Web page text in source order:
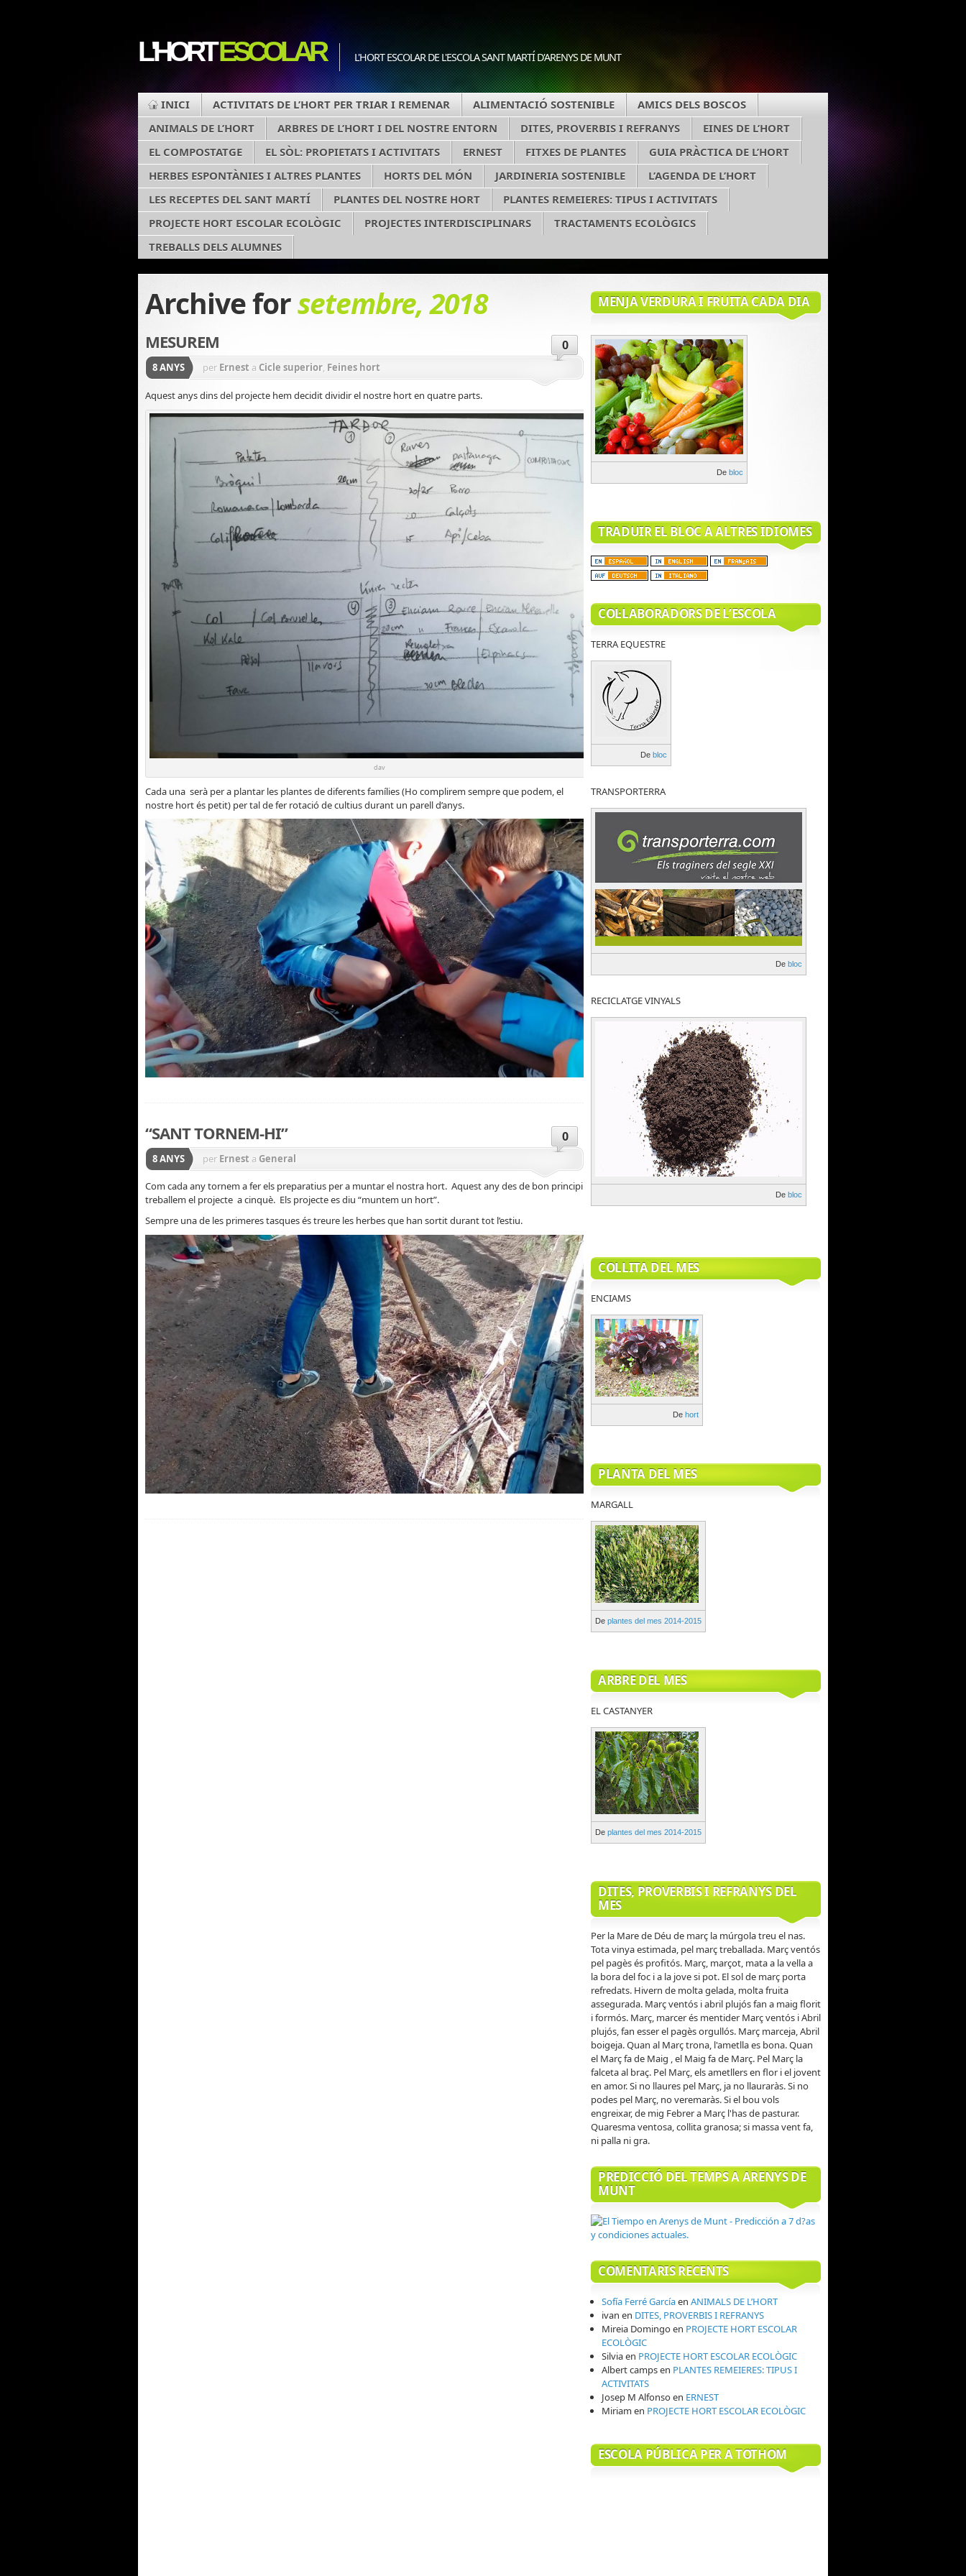
L'HORTESCOLAR L'HORT ESCOLAR DE L'ESCOLA SANT MARTÍ D'ARENYS DE MUNT
INICI ACTIVITATS DE L’HORT PER TRIAR I REMENAR ALIMENTACIÓ SOSTENIBLE
AMICS DELS BOSCOS
ANIMALS DE L’HORT
ARBRES DE L’HORT I DEL NOSTRE ENTORN DITES, PROVERBIS I REFRANYS
EINES DE L’HORT
EL COMPOSTATGE
EL SÒL: PROPIETATS I ACTIVITATS ERNEST FITXES DE PLANTES
GUIA PRÀCTICA DE L’HORT
HERBES ESPONTÀNIES I ALTRES PLANTES
HORTS DEL MÓN JARDINERIA SOSTENIBLE
L’AGENDA DE L’HORT
LES RECEPTES DEL SANT MARTÍ
PLANTES DEL NOSTRE HORT
PLANTES REMEIERES: TIPUS I ACTIVITATS
PROJECTE HORT ESCOLAR ECOLÒGIC
PROJECTES INTERDISCIPLINARS
TRACTAMENTS ECOLÒGICS
TREBALLS DELS ALUMNES
Archive forsetembre, 2018
MESUREM 0
8 ANYS per Ernest a Cicle superior, Feines hort
Aquest anys dins del projecte hem decidit dividir el nostre hort en quatre parts.
dav
Cada una serà per a plantar les plantes de diferents famílies (Ho complirem sempre que podem, el
nostre hort és petit) per tal de fer rotació de cultius durant un parell d’anys.
“SANT TORNEM-HI” 0
8 ANYS per Ernest a General
Com cada any tornem a fer els preparatius per a muntar el nostra hort. Aquest any des de bon principi
treballem el projecte a cinquè. Els projecte es diu “muntem un hort”.
Sempre una de les primeres tasques és treure les herbes que han sortit durant tot l’estiu.
MENJA VERDURA I FRUITA CADA DIA
De bloc
TRADUIR EL BLOC A ALTRES IDIOMES
COL·LABORADORS DE L’ESCOLA
TERRA EQUESTRE
De bloc
TRANSPORTERRA
De bloc
RECICLATGE VINYALS
De bloc
COLLITA DEL MES
ENCIAMS
De hort
PLANTA DEL MES
MARGALL
De plantes del mes 2014-2015
ARBRE DEL MES
EL CASTANYER
De plantes del mes 2014-2015
DITES, PROVERBIS I REFRANYS DEL
MES
Per la Mare de Déu de març la múrgola treu el nas.
Tota vinya estimada, pel març treballada. Març ventós
pel pagès és profitós. Març, marçot, mata a la vella a
la bora del foc i a la jove si pot. El sol de març porta
refredats. Hivern de molta gelada, molta fruita
assegurada. Març ventós i abril plujós fan a maig florit
i formós. Març, marcer és mentider Març ventós i Abril
plujós, fan esser el pagès orgullós. Març marceja, Abril
boigeja. Quan al Març trona, l'ametlla es bona. Quan
el Març fa de Maig , el Maig fa de Març. Pel Març la
falceta al braç. Pel Març, els ametllers en flor i el jovent
en amor. Si no llaures pel Març, ja no llauraràs. Si no
podes pel Març, no veremaràs. Si el bou vols
engreixar, de mig Febrer a Març l'has de pasturar.
Quaresma ventosa, collita granosa; si massa vent fa,
ni palla ni gra.
PREDICCIÓ DEL TEMPS A ARENYS DE
MUNT
COMENTARIS RECENTS
Sofía Ferré Garcíaen ANIMALS DE L’HORT
ivan en DITES, PROVERBIS I REFRANYS
Mireia Domingoen PROJECTE HORT ESCOLAR
ECOLÒGIC
Silviaen PROJECTE HORT ESCOLAR ECOLÒGIC
Albert campsen PLANTES REMEIERES: TIPUS I
ACTIVITATS
Josep M Alfonsoen ERNEST
Miriam en PROJECTE HORT ESCOLAR ECOLÒGIC
ESCOLA PÚBLICA PER A TOTHOM